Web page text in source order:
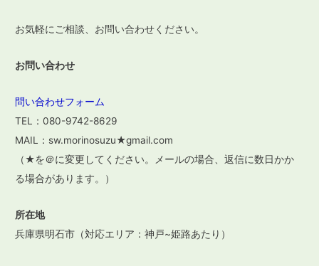
お気軽にご相談、お問い合わせください。
お問い合わせ
問い合わせフォーム
TEL：080-9742-8629
MAIL：sw.morinosuzu★gmail.com
（★を＠に変更してください。メールの場合、返信に数日かか
る場合があります。）
所在地
兵庫県明石市（対応エリア：神戸~姫路あたり）